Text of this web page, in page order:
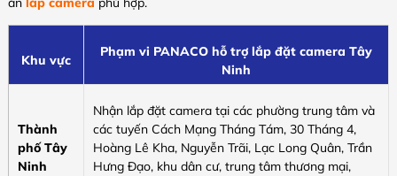
Khu vực
Phạm vi PANACO hỗ trợ lắp đặt camera Tây
Ninh
Thành
phố Tây
Ninh
Nhận lắp đặt camera tại các phường trung tâm và
các tuyến Cách Mạng Tháng Tám, 30 Tháng 4,
Hoàng Lê Kha, Nguyễn Trãi, Lạc Long Quân, Trần
Hưng Đạo, khu dân cư, trung tâm thương mại,